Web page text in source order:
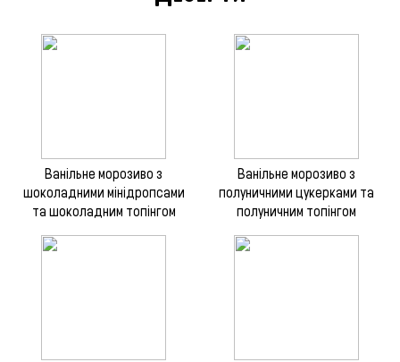
Ванільне морозиво з
шоколадними мінідропсами
та шоколадним топінгом
Ванільне морозиво з
полуничними цукерками та
полуничним топінгом